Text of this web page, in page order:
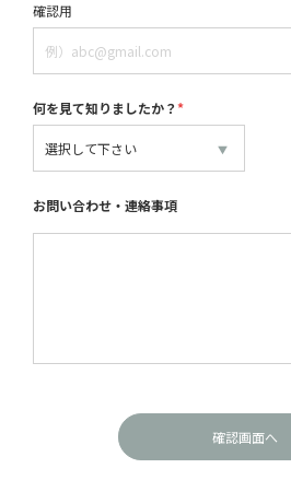
確認用
何を見て知りましたか？*
お問い合わせ・連絡事項